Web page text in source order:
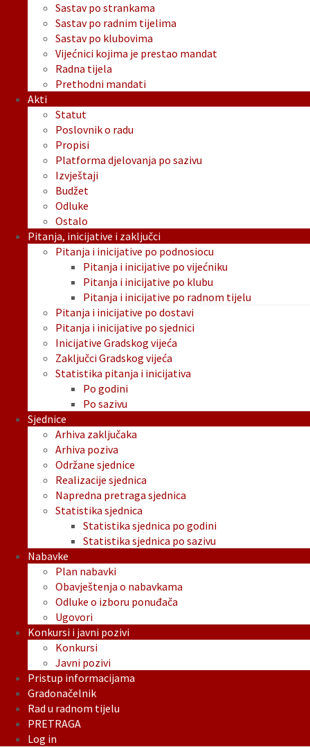
Sastav po strankama
Sastav po radnim tijelima
Sastav po klubovima
Vijećnici kojima je prestao mandat
Radna tijela
Prethodni mandati
Akti
Statut
Poslovnik o radu
Propisi
Platforma djelovanja po sazivu
Izvještaji
Budžet
Odluke
Ostalo
Pitanja, inicijative i zaključci
Pitanja i inicijative po podnosiocu
Pitanja i inicijative po vijećniku
Pitanja i inicijative po klubu
Pitanja i inicijative po radnom tijelu
Pitanja i inicijative po dostavi
Pitanja i inicijative po sjednici
Inicijative Gradskog vijeća
Zaključci Gradskog vijeća
Statistika pitanja i inicijativa
Po godini
Po sazivu
Sjednice
Arhiva zaključaka
Arhiva poziva
Održane sjednice
Realizacije sjednica
Napredna pretraga sjednica
Statistika sjednica
Statistika sjednica po godini
Statistika sjednica po sazivu
Nabavke
Plan nabavki
Obavještenja o nabavkama
Odluke o izboru ponuđača
Ugovori
Konkursi i javni pozivi
Konkursi
Javni pozivi
Pristup informacijama
Gradonačelnik
Rad u radnom tijelu
PRETRAGA
Log in